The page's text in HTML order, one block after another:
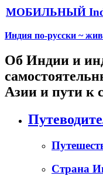
МОБИЛЬНЫЙ
Индия по-русски ~
Об Индии и
Азии и пути к
Страна